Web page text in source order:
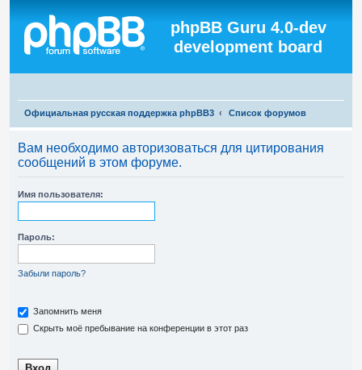
phpBB Guru 4.0-dev
development board
Официальная русская поддержка phpBB3 Список форумов
Вам необходимо авторизоваться для цитирования
сообщений в этом форуме.
Имя пользователя:
Пароль:
Забыли пароль?
Запомнить меня
Скрыть моё пребывание на конференции в этот раз